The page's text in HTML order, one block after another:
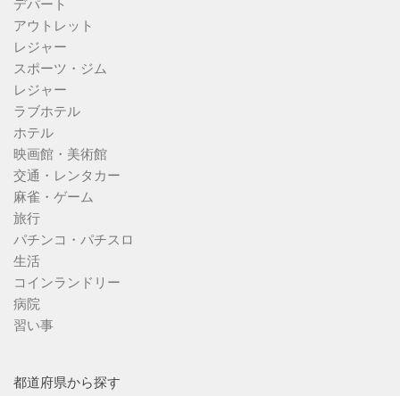
デパート
アウトレット
レジャー
スポーツ・ジム
レジャー
ラブホテル
ホテル
映画館・美術館
交通・レンタカー
麻雀・ゲーム
旅行
パチンコ・パチスロ
生活
コインランドリー
病院
習い事
都道府県から探す